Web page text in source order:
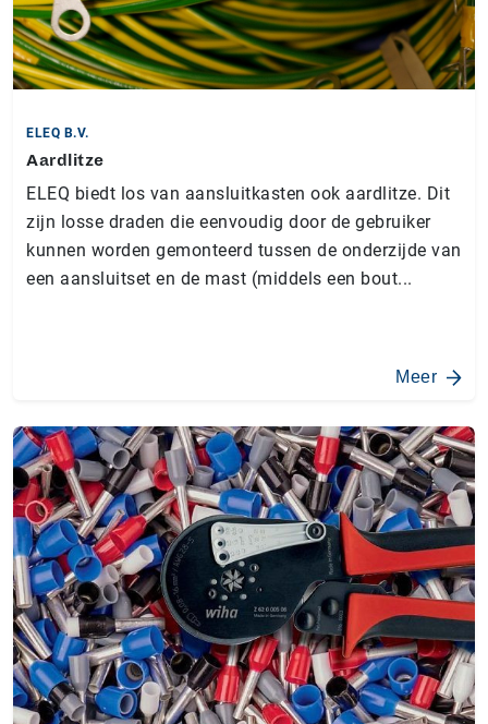
ELEQ B.V.
Aardlitze
ELEQ biedt los van aansluitkasten ook aardlitze. Dit
zijn losse draden die eenvoudig door de gebruiker
kunnen worden gemonteerd tussen de onderzijde van
een aansluitset en de mast (middels een bout...
Meer